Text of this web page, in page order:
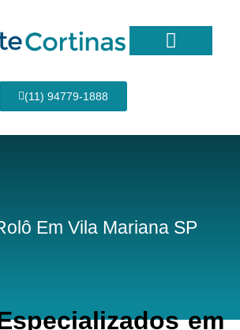
(11) 94779-1888
Em Vila Mariana SP
em